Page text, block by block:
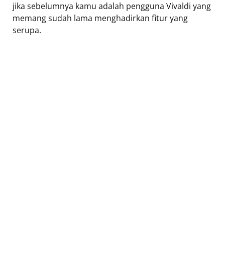
jika sebelumnya kamu adalah pengguna Vivaldi yang
memang sudah lama menghadirkan fitur yang
serupa.